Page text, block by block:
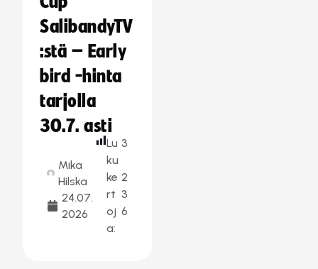
SalibandyTV
:stä – Early
bird -hinta
tarjolla
30.7. asti
Mika
Hilska
24.07.
2026
Lu
ku
ke
rt
oj
a:
3
2
3
6